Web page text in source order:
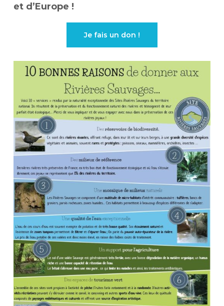
et d’Europe !
Je fais un don !